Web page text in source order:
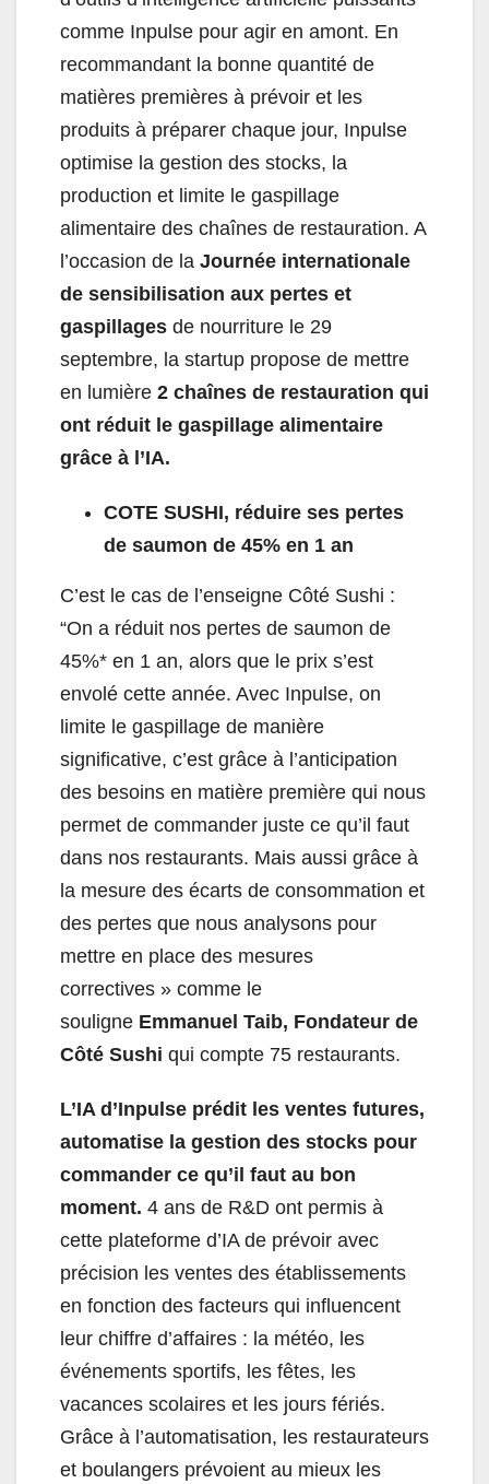
comme Inpulse pour agir en amont. En
recommandant la bonne quantité de
matières premières à prévoir et les
produits à préparer chaque jour, Inpulse
optimise la gestion des stocks, la
production et limite le gaspillage
alimentaire des chaînes de restauration. A
l’occasion de la Journée internationale
de sensibilisation aux pertes et
gaspillages de nourriture le 29
septembre, la startup propose de mettre
en lumière 2 chaînes de restauration qui
ont réduit le gaspillage alimentaire
grâce à l’IA.
COTE SUSHI, réduire ses pertes
de saumon de 45% en 1 an
C’est le cas de l’enseigne Côté Sushi :
“On a réduit nos pertes de saumon de
45%* en 1 an, alors que le prix s’est
envolé cette année. Avec Inpulse, on
limite le gaspillage de manière
significative, c’est grâce à l’anticipation
des besoins en matière première qui nous
permet de commander juste ce qu’il faut
dans nos restaurants. Mais aussi grâce à
la mesure des écarts de consommation et
des pertes que nous analysons pour
mettre en place des mesures
correctives » comme le
souligne Emmanuel Taib, Fondateur de
Côté Sushi qui compte 75 restaurants.
L’IA d’Inpulse prédit les ventes futures,
automatise la gestion des stocks pour
commander ce qu’il faut au bon
moment. 4 ans de R&D ont permis à
cette plateforme d’IA de prévoir avec
précision les ventes des établissements
en fonction des facteurs qui influencent
leur chiffre d’affaires : la météo, les
événements sportifs, les fêtes, les
vacances scolaires et les jours fériés.
Grâce à l’automatisation, les restaurateurs
et boulangers prévoient au mieux les